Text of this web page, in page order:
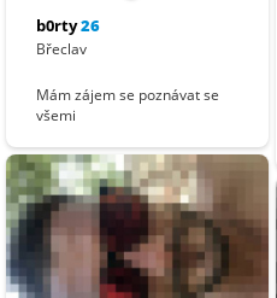
b0rty26
Břeclav
Mám zájem se poznávat se
všemi